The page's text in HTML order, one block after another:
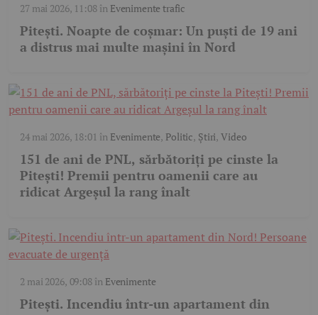
27 mai 2026, 11:08în Evenimente trafic
Pitești. Noapte de coșmar: Un puști de 19 ani
a distrus mai multe mașini în Nord
24 mai 2026, 18:01 în Evenimente, Politic, Știri,Video
151 de ani de PNL, sărbătoriți pe cinste la
Pitești! Premii pentru oamenii care au
ridicat Argeșul la rang înalt
2 mai 2026, 09:08în Evenimente
Pitești. Incendiu într-un apartament din